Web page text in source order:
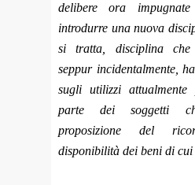
delibere ora
introdurre una nuova
si tratta, disciplina che
seppur incidentalmente,
sugli utilizzi
parte dei soggetti
proposizione del
disponibilità dei beni di cui